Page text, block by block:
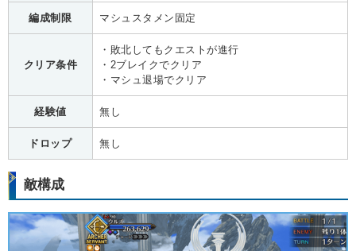
編成制限 マシュスタメン固定
クリア条件
・敗北してもクエストが進行
・2ブレイクでクリア
・マシュ退場でクリア
経験値 無し
ドロップ 無し
敵構成